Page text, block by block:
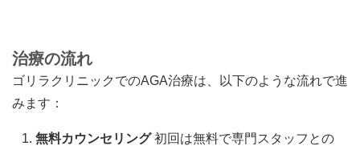
治療の流れ
ゴリラクリニックでのAGA治療は、以下のような流れで進
みます：
無料カウンセリング初回は無料で専門スタッフとの